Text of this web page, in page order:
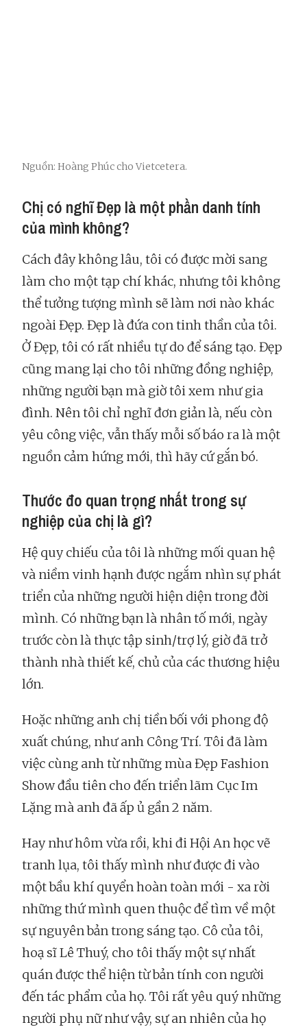
Nguồn: Hoàng Phúc cho Vietcetera.
Chị có nghĩ Đẹp là một phần danh tính
của mình không?
Cách đây không lâu, tôi có được mời sang
làm cho một tạp chí khác, nhưng tôi không
thể tưởng tượng mình sẽ làm nơi nào khác
ngoài Đẹp. Đẹp là đứa con tinh thần của tôi.
Ở Đẹp, tôi có rất nhiều tự do để sáng tạo. Đẹp
cũng mang lại cho tôi những đồng nghiệp,
những người bạn mà giờ tôi xem như gia
đình. Nên tôi chỉ nghĩ đơn giản là, nếu còn
yêu công việc, vẫn thấy mỗi số báo ra là một
nguồn cảm hứng mới, thì hãy cứ gắn bó.
Thước đo quan trọng nhất trong sự
nghiệp của chị là gì?
Hệ quy chiếu của tôi là những mối quan hệ
và niềm vinh hạnh được ngắm nhìn sự phát
triển của những người hiện diện trong đời
mình. Có những bạn là nhân tố mới, ngày
trước còn là thực tập sinh/trợ lý, giờ đã trở
thành nhà thiết kế, chủ của các thương hiệu
lớn.
Hoặc những anh chị tiền bối với phong độ
xuất chúng, như anh Công Trí. Tôi đã làm
việc cùng anh từ những mùa Đẹp Fashion
Show đầu tiên cho đến triển lãm Cục Im
Lặng mà anh đã ấp ủ gần 2 năm.
Hay như hôm vừa rồi, khi đi Hội An học vẽ
tranh lụa, tôi thấy mình như được đi vào
một bầu khí quyển hoàn toàn mới - xa rời
những thứ mình quen thuộc để tìm về một
sự nguyên bản trong sáng tạo. Cô của tôi,
hoạ sĩ Lê Thuý, cho tôi thấy một sự nhất
quán được thể hiện từ bản tính con người
đến tác phẩm của họ. Tôi rất yêu quý những
người phụ nữ như vậy, sự an nhiên của họ